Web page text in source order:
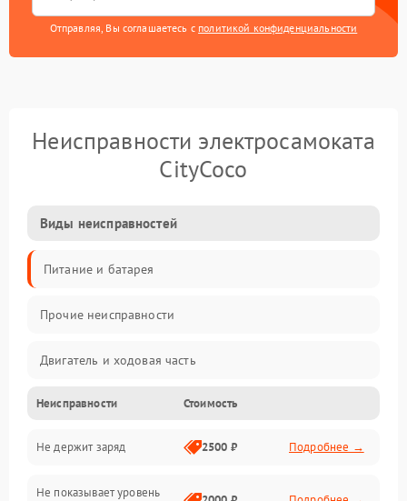
Отправляя, Вы соглашаетесь с политикой конфиденциальности
Неисправности электросамоката
CityCoco
Виды неисправностей
Питание и батарея
Прочие неисправности
Двигатель и ходовая часть
Тормоза и безопасность
Подвеска и колеса
Электроника и управление
Неисправности Стоимость
Не держит заряд 2500 ₽ Подробнее →
Не показывает уровень